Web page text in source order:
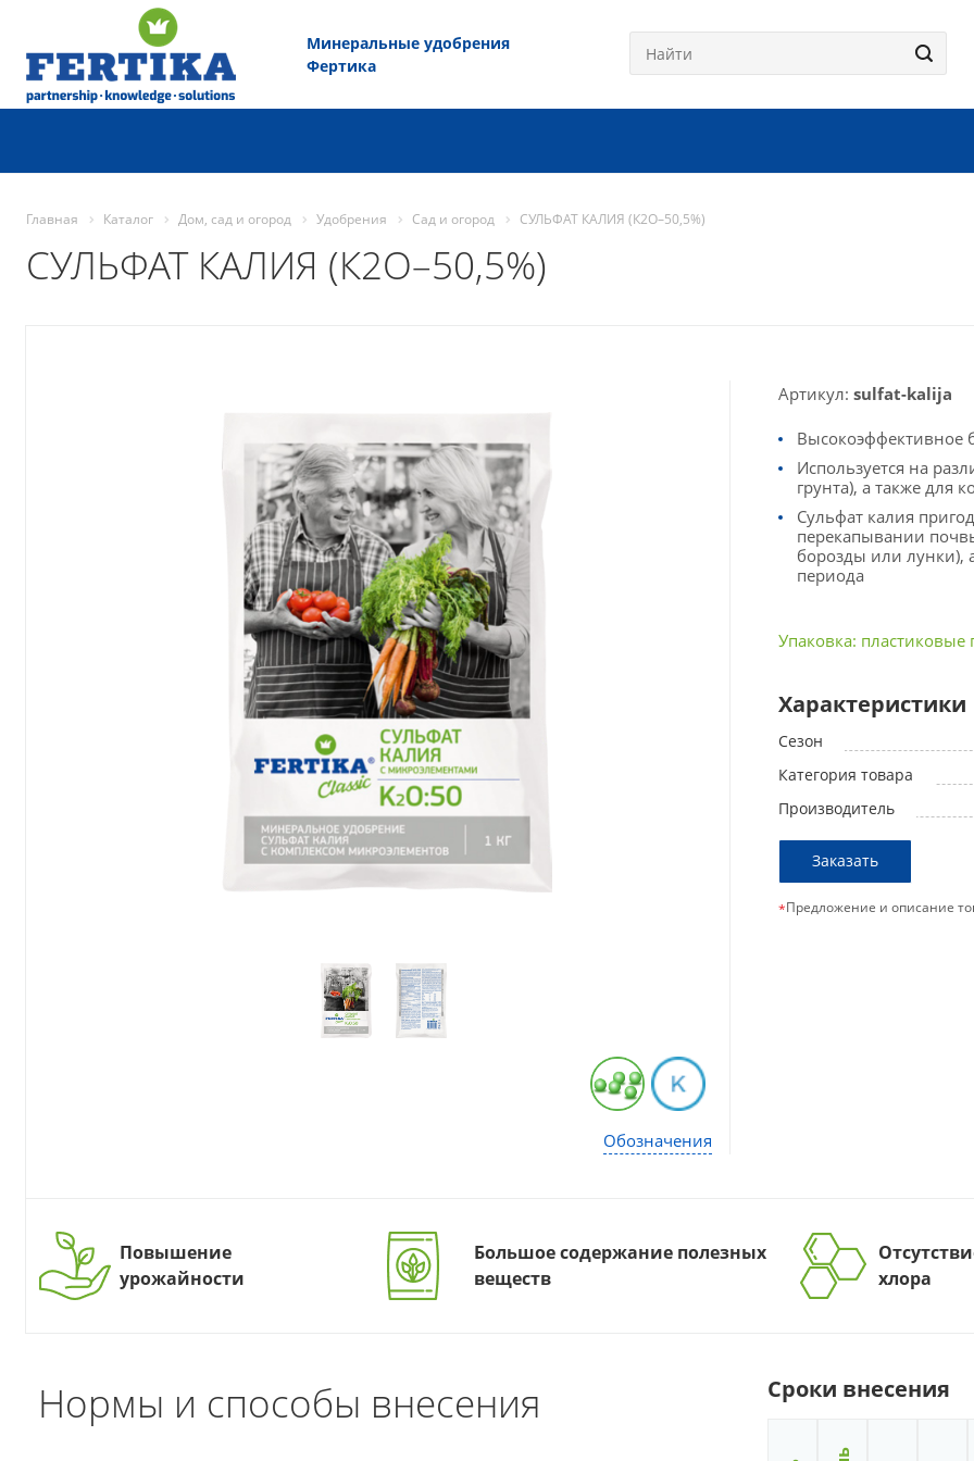
Минеральные удобрения
Фертика
Главная Каталог Дом, сад и огород Удобрения Сад и огород СУЛЬФАТ КАЛИЯ (К2О–50,5%)
СУЛЬФАТ КАЛИЯ (К2О–50,5%)
Обозначения
Артикул: sulfat-kalija
Высокоэффективное
Используется на
грунта), а также для
Сульфат калия
перекапывании
борозды или лунки),
периода
Упаковка: пластиковые
Характеристики
Сезон
Категория товара
Производитель
Заказать
*Предложение и описание
Повышение
урожайности
Большое содержание полезных
веществ
хлора
Нормы и способы внесения Сроки внесения